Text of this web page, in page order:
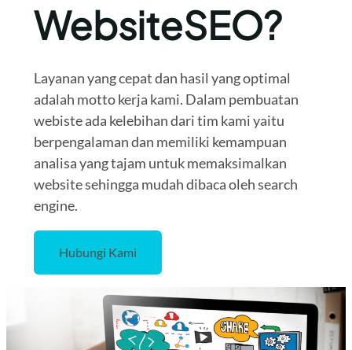
WebsiteSEO?
Layanan yang cepat dan hasil yang optimal
adalah motto kerja kami. Dalam pembuatan
webiste ada kelebihan dari tim kami yaitu
berpengalaman dan memiliki kemampuan
analisa yang tajam untuk memaksimalkan
website sehingga mudah dibaca oleh search
engine.
Hubungi Kami